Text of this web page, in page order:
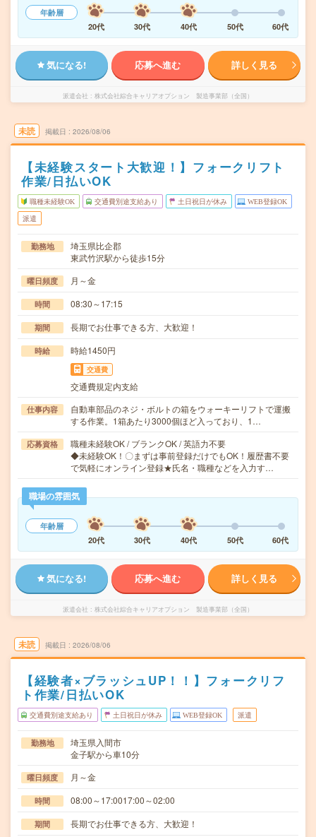
年齢層
20代
30代 40代 50代 60代
気になる! 応募へ進む 詳しく見る
派遣会社 株式会社綜合キャリアオプション 製造事業部（全国）
未読 掲載日 2026/08/06
【未経験スタート大歓迎！】フォークリフト
作業/日払いOK
職種未経験OK 交通費別途支給あり 土日祝日が休み WEB登録OK
派遣
勤務地
埼玉県比企郡
東武竹沢駅から徒歩15分
曜日頻度 月～金
時間 08:30～17:15
期間 長期でお仕事できる方、大歓迎！
時給 時給1450円
交通費
交通費規定内支給
仕事内容
自動車部品のネジ・ボルトの箱をウォーキーリフトで運搬
する作業。1箱あたり3000個ほど入っており、1…
応募資格
職種未経験OK / ブランクOK / 英語力不要
◆未経験OK！〇まずは事前登録だけでもOK！履歴書不要
で気軽にオンライン登録★氏名・職種などを入力す…
職場の雰囲気
年齢層
20代
30代 40代 50代 60代
気になる! 応募へ進む 詳しく見る
派遣会社 株式会社綜合キャリアオプション 製造事業部（全国）
未読 掲載日 2026/08/06
【経験者×ブラッシュUP！！】フォークリフ
ト作業/日払いOK
交通費別途支給あり 土日祝日が休み WEB登録OK 派遣
勤務地
埼玉県入間市
金子駅から車10分
曜日頻度 月～金
時間 08:00～17:0017:00～02:00
期間 長期でお仕事できる方、大歓迎！